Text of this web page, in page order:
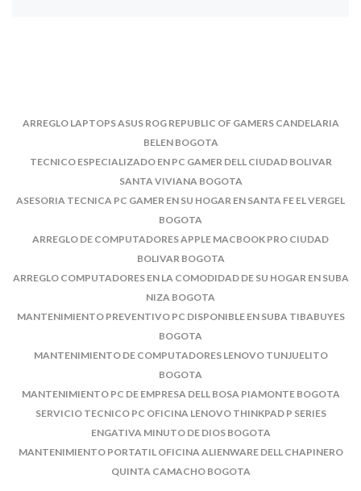
ARREGLO LAPTOPS ASUS ROG REPUBLIC OF GAMERS CANDELARIA
BELEN BOGOTA
TECNICO ESPECIALIZADO EN PC GAMER DELL CIUDAD BOLIVAR
SANTA VIVIANA BOGOTA
ASESORIA TECNICA PC GAMER EN SU HOGAR EN SANTA FE EL VERGEL
BOGOTA
ARREGLO DE COMPUTADORES APPLE MACBOOK PRO CIUDAD
BOLIVAR BOGOTA
ARREGLO COMPUTADORES EN LA COMODIDAD DE SU HOGAR EN SUBA
NIZA BOGOTA
MANTENIMIENTO PREVENTIVO PC DISPONIBLE EN SUBA TIBABUYES
BOGOTA
MANTENIMIENTO DE COMPUTADORES LENOVO TUNJUELITO
BOGOTA
MANTENIMIENTO PC DE EMPRESA DELL BOSA PIAMONTE BOGOTA
SERVICIO TECNICO PC OFICINA LENOVO THINKPAD P SERIES
ENGATIVA MINUTO DE DIOS BOGOTA
MANTENIMIENTO PORTATIL OFICINA ALIENWARE DELL CHAPINERO
QUINTA CAMACHO BOGOTA